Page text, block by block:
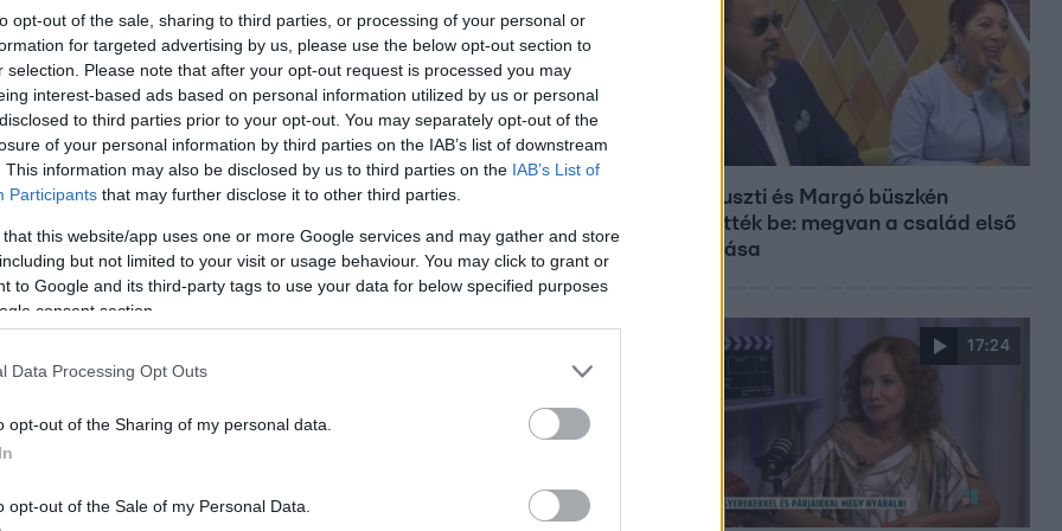
opt-out of the sale, sharing to third parties, or processing of your personal or
for targeted advertising by us, please use the below opt-out section to
selection. Please note that after your opt-out request is processed you may
interest-based ads based on personal information utilized by us or personal
to third parties prior to your opt-out. You may separately opt-out of the
of your personal information by third parties on the IAB’s list of downstream
This information may also be disclosed by us to third parties on the IAB’s List of
Participants that may further disclose it to other third parties.
that this website/app uses one or more Google services and may gather and store
but not limited to your visit or usage behaviour. You may click to grant or
to Google and its third-party tags to use your data for below specified purposes
consent section.
Data Processing Opt Outs
opt-out of the Sharing of my personal data.
opt-out of the Sale of my Personal Data.
Link másolása
alkalommal jutalmazta aCápák
akik a legígéretesebb ötletekkel
képviselő vállalkozásokkal
mint 60 vállalkozása közül
1 millió forint értékű oktatási
nyertek.
Bódi Guszti és Margó büszkén
jelentették be: megvan a család első
diplomása
17:24